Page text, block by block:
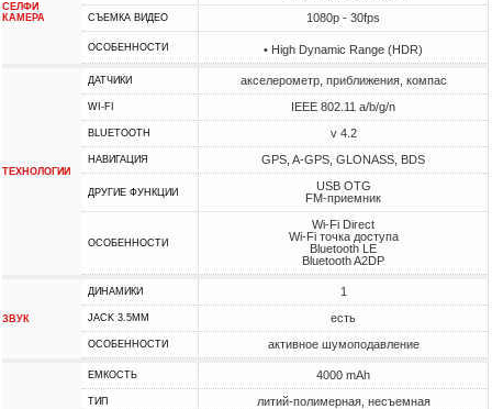
СЕЛФИ
КАМЕРА
СЪЕМКА ВИДЕО 1080p - 30fps
ОСОБЕННОСТИ • High Dynamic Range (HDR)
ТЕХНОЛОГИИ
ДАТЧИКИ акселерометр, приближения, компас
WI-FI IEEE 802.11 a/b/g/n
BLUETOOTH v 4.2
НАВИГАЦИЯ GPS, A-GPS, GLONASS, BDS
ДРУГИЕ ФУНКЦИИ
USB OTG
FM-приемник
ОСОБЕННОСТИ
Wi-Fi Direct
Wi-Fi точка доступа
Bluetooth LE
Bluetooth A2DP
ЗВУК
ДИНАМИКИ 1
JACK 3.5MM есть
ОСОБЕННОСТИ активное шумоподавление
ЕМКОСТЬ 4000 mAh
ТИП литий-полимерная, несъемная